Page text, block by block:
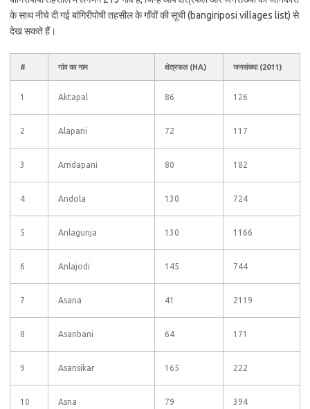
के साथ नीचे दी गई बांगिरीपोषी तहसील के गाँवों की सूची (bangiriposi villages list) से
देख सकते हैं।
# गांव का नाम क्षेत्रफल (HA) जनसंख्या (2011)
1 Aktapal 86 126
2 Alapani 72 117
3 Amdapani 80 182
4 Andola 130 724
5 Anlagunja 130 1166
6 Anlajodi 145 744
7 Asana 41 2119
8 Asanbani 64 171
9 Asansikar 165 222
10 Asna 79 394